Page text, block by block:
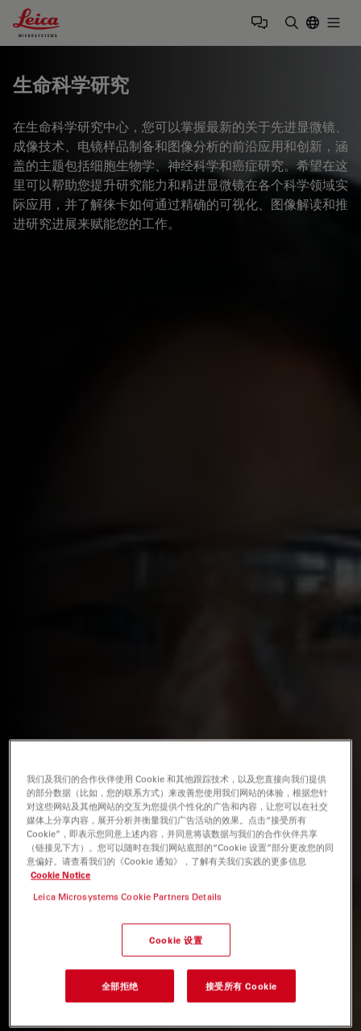
Leica Microsystems Logo
生命科学研究
在生命科学研究中心，您可以掌握最新的关于先进显微镜、
成像技术、电镜样品制备和图像分析的前沿应用和创新，涵
盖的主题包括细胞生物学、神经科学和癌症研究。希望在这
里可以帮助您提升研究能力和精进显微镜在各个科学领域实
际应用，并了解徕卡如何通过精确的可视化、图像解读和推
进研究进展来赋能您的工作。
我们及我们的合作伙伴使用 Cookie 和其他跟踪技术，以及您直接向我们提供
的部分数据（比如，您的联系方式）来改善您使用我们网站的体验，根据您针
对这些网站及其他网站的交互为您提供个性化的广告和内容，让您可以在社交
媒体上分享内容，展开分析并衡量我们广告活动的效果。点击“接受所有
Cookie”，即表示您同意上述内容，并同意将该数据与我们的合作伙伴共享
（链接见下方）。您可以随时在我们网站底部的“Cookie 设置”部分更改您的同
意偏好。请查看我们的《Cookie 通知》，了解有关我们实践的更多信息
Cookie Notice
Leica Microsystems Cookie Partners Details
Cookie 设置
全部拒绝 接受所有 Cookie